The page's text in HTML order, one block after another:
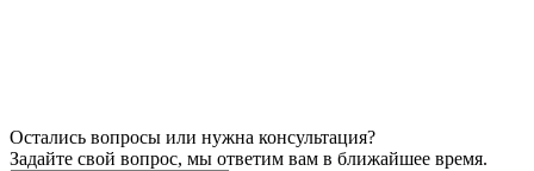
Остались вопросы или нужна консультация?
Задайте свой вопрос, мы ответим вам в ближайшее время.